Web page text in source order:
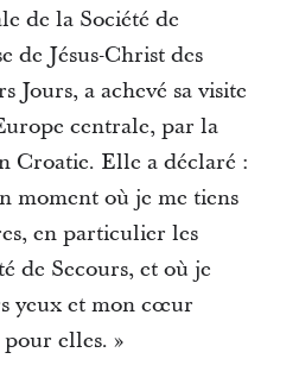
de la Société de
de Jésus-Christ des
Jours, a achevé sa visite
centrale, par la
Croatie. Elle a déclaré :
moment où je me tiens
en particulier les
de Secours, et où je
yeux et mon cœur
elles. »